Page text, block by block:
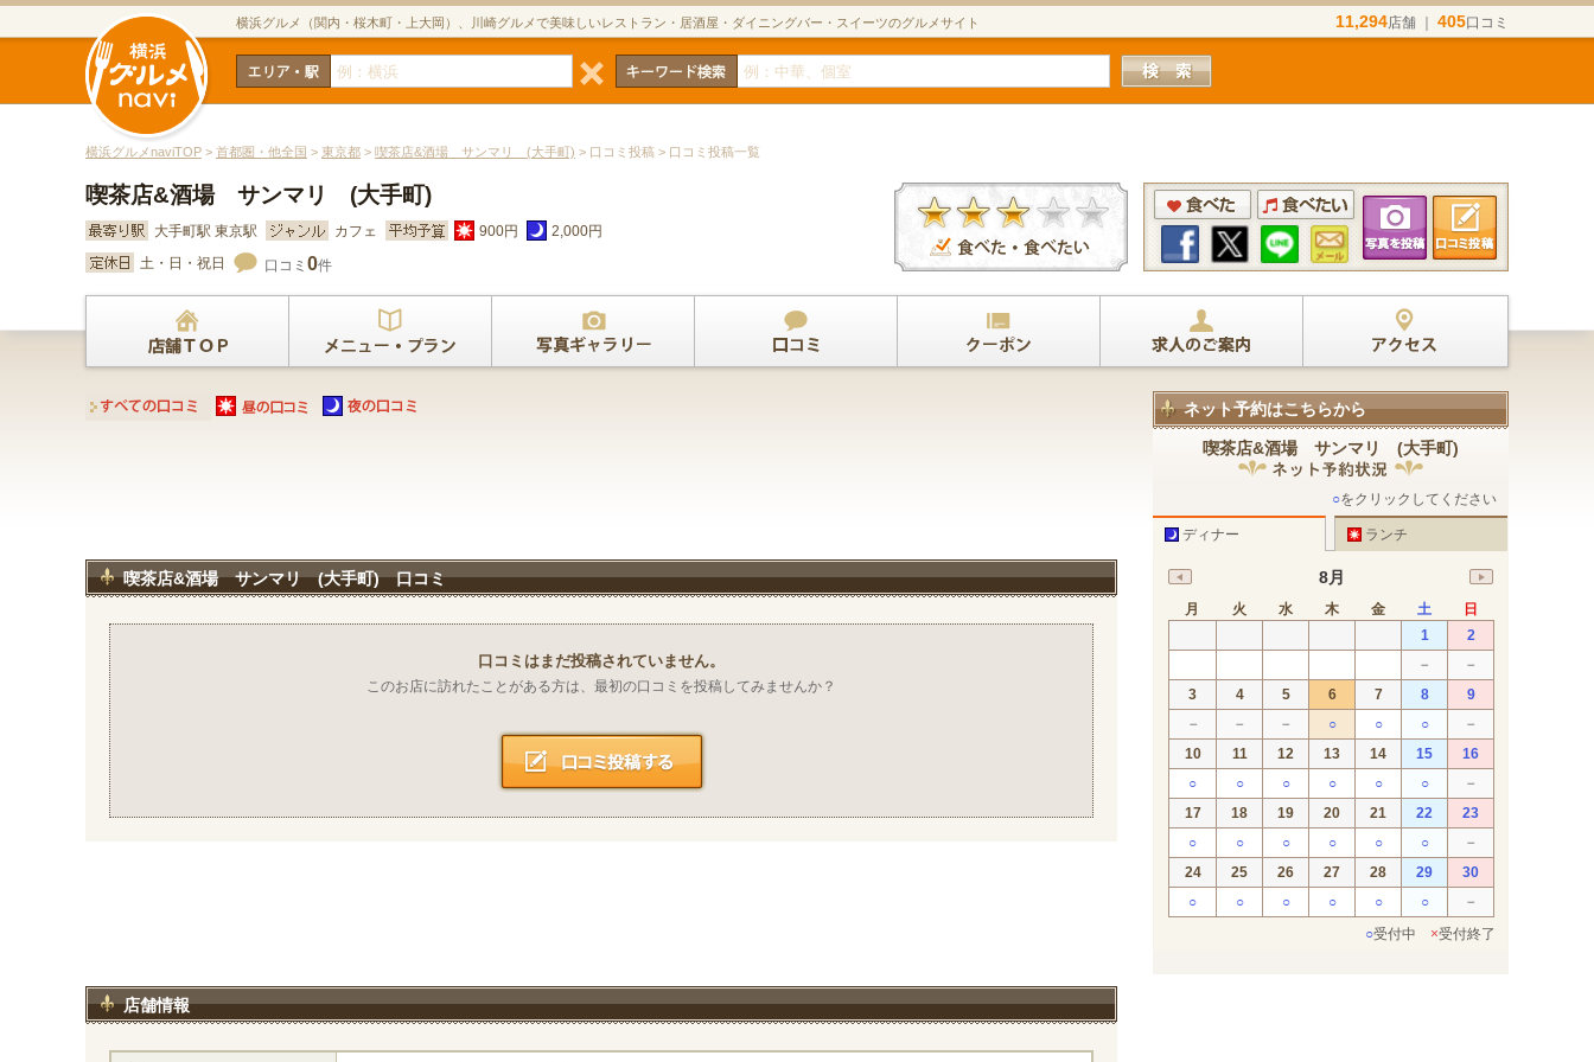
11,294店舗 ｜ 405口コミ
横浜グルメ（関内・桜木町・上大岡）、川崎グルメで美味しいレストラン・居酒屋・ダイニングバー・スイーツのグルメサイト
横浜グルメnaviTOP > 首都圏・他全国 > 東京都 > 喫茶店&酒場 サンマリ (大手町) > 口コミ投稿 > 口コミ投稿一覧
喫茶店&酒場 サンマリ (大手町)
大手町駅 東京駅 カフェ 900円
2,000円
土・日・祝日
口コミ 0件
喫茶店&酒場 サンマリ (大手町) 口コミ
口コミはまだ投稿されていません。
このお店に訪れたことがある方は、最初の口コミを投稿してみませんか？
店舗情報
ネット予約はこちらから
喫茶店&酒場 サンマリ (大手町)
○をクリックしてください
ディナー ランチ
8月
月 火 水 木 金 土
日
1
2
－
－
3
4 5 6 7 8
9
－
－ － ○ ○ ○
－
10
11 12 13 14 15
16
○
○ ○ ○ ○ ○
－
17
18 19 20 21 22
23
○
○ ○ ○ ○ ○
－
24
25 26 27 28 29
30
○
○ ○ ○ ○ ○
－
○受付中 ×受付終了